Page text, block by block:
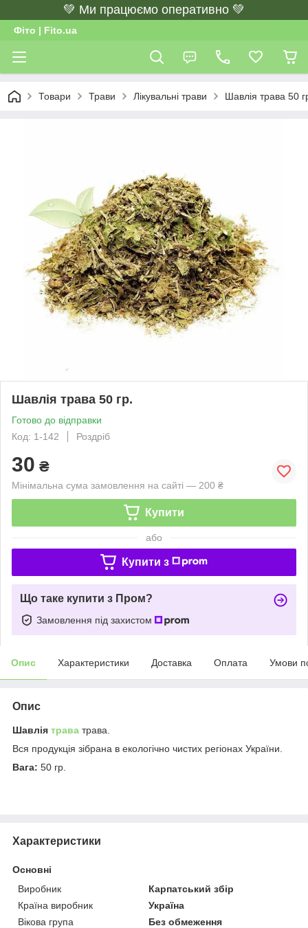
💚 Ми працюємо оперативно 💚
Фіто | Fito.ua
Товари Трави Лікувальні трави Шавлія трава 50
Шавлія трава 50 гр.
Готово до відправки
Код: 1-142
Роздріб
30 ₴
Мінімальна сума замовлення на сайті — 200 ₴
Купити
або
Купити з
Що таке купити з Пром?
Замовлення під захистом
Опис Характеристики Доставка Оплата Умови
Опис
Шавлія трава трава.
Вся продукція зібрана в екологічно чистих регіонах України.
Вага: 50 гр.
Характеристики
Основні
Виробник
Карпатський збір
Країна виробник
Україна
Вікова група
Без обмеження